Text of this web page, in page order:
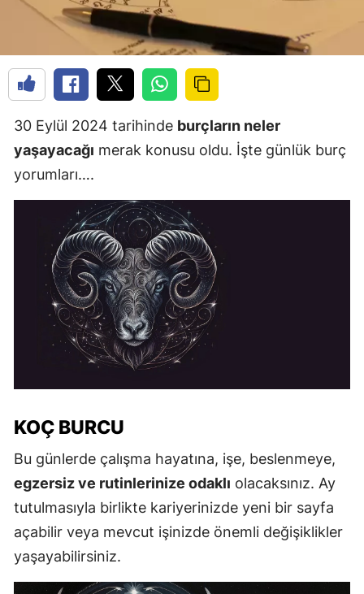
30 Eylül 2024 tarihinde burçların neler
yaşayacağı merak konusu oldu. İşte günlük burç
yorumları….
KOÇ BURCU
Bu günlerde çalışma hayatına, işe, beslenmeye,
egzersiz ve rutinlerinize odaklı olacaksınız. Ay
tutulmasıyla birlikte kariyerinizde yeni bir sayfa
açabilir veya mevcut işinizde önemli değişiklikler
yaşayabilirsiniz.